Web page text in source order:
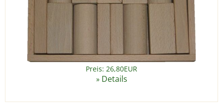
Preis: 26,80EUR
» Details